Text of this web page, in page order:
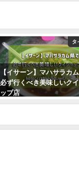
タ
タイで売ってる「珪藻土
ット」を使ってみた！【
買える？】